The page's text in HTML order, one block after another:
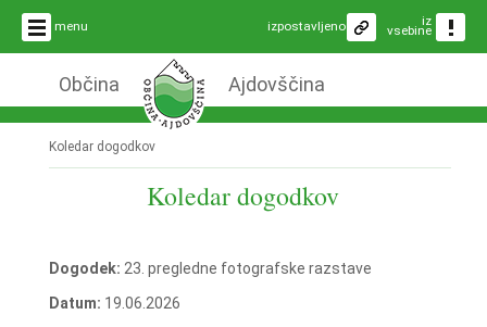
menu iz
vsebine
izpostavljeno
Občina Ajdovščina
Koledar dogodkov
Koledar dogodkov
Dogodek: 23. pregledne fotografske razstave
Datum: 19.06.2026